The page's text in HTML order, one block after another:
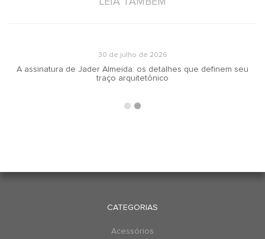
30 de julho de 2026
A assinatura de Jader Almeida: os detalhes que definem seu
traço arquitetônico
CATEGORIAS
Acessórios